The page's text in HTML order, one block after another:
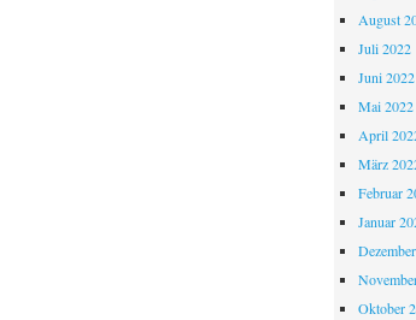
August
Juli 2022
Juni 2022
Mai 2022
April
März
Februar
Januar
Oktober